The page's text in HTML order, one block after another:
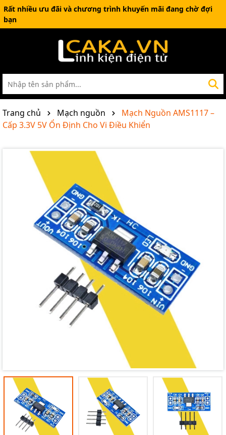
Rất nhiều ưu đãi và chương trình khuyến mãi đang chờ đợi
bạn
Trang chủ Mạch nguồn
Mạch Nguồn AMS1117 –
Cấp 3.3V 5V Ổn Định Cho Vi Điều Khiển
Mã giảm giá:
Ngày hết hạn:
Điều kiện: